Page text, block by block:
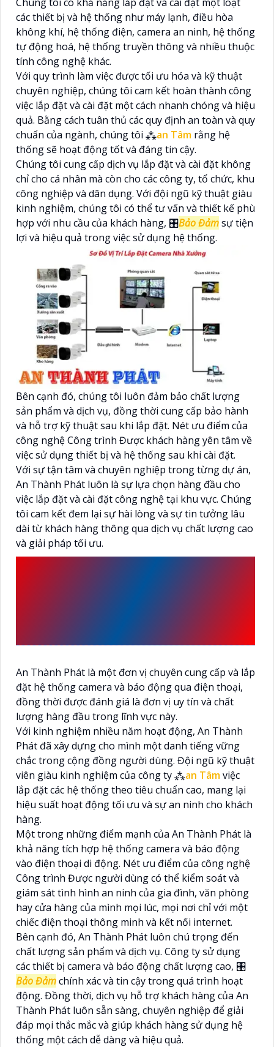
các thiết bị và hệ thống như máy lạnh, điều hòa
không khí, hệ thống điện, camera an ninh, hệ thống
tự động hoá, hệ thống truyền thông và nhiều thuộc
tính công nghệ khác.
Với quy trình làm việc được tối ưu hóa và kỹ thuật
chuyên nghiệp, chúng tôi cam kết hoàn thành công
việc lắp đặt và cài đặt một cách nhanh chóng và hiệu
quả. Bằng cách tuân thủ các quy định an toàn và quy
chuẩn của ngành, chúng tôi ⁂an Tâm rằng hệ
thống sẽ hoạt động tốt và đáng tin cậy.
Chúng tôi cung cấp dịch vụ lắp đặt và cài đặt không
chỉ cho cá nhân mà còn cho các công ty, tổ chức, khu
công nghiệp và dân dụng. Với đội ngũ kỹ thuật giàu
kinh nghiệm, chúng tôi có thể tư vấn và thiết kế phù
hợp với nhu cầu của khách hàng, 🎛Bảo Đảmsự tiện
lợi và hiệu quả trong việc sử dụng hệ thống.
Bên cạnh đó, chúng tôi luôn đảm bảo chất lượng
sản phẩm và dịch vụ, đồng thời cung cấp bảo hành
và hỗ trợ kỹ thuật sau khi lắp đặt. Nét ưu điểm của
công nghệ Công trình Được khách hàng yên tâm về
việc sử dụng thiết bị và hệ thống sau khi cài đặt.
Với sự tận tâm và chuyên nghiệp trong từng dự án,
An Thành Phát luôn là sự lựa chọn hàng đầu cho
việc lắp đặt và cài đặt công nghệ tại khu vực. Chúng
tôi cam kết đem lại sự hài lòng và sự tin tưởng lâu
dài từ khách hàng thông qua dịch vụ chất lượng cao
và giải pháp tối ưu.
An Thành Phát là một đơn vị chuyên cung cấp và lắp
đặt hệ thống camera và báo động qua điện thoại,
đồng thời được đánh giá là đơn vị uy tín và chất
lượng hàng đầu trong lĩnh vực này.
Với kinh nghiệm nhiều năm hoạt động, An Thành
Phát đã xây dựng cho mình một danh tiếng vững
chắc trong cộng đồng người dùng. Đội ngũ kỹ thuật
viên giàu kinh nghiệm của công ty ⁂an Tâmviệc
lắp đặt các hệ thống theo tiêu chuẩn cao, mang lại
hiệu suất hoạt động tối ưu và sự an ninh cho khách
hàng.
Một trong những điểm mạnh của An Thành Phát là
khả năng tích hợp hệ thống camera và báo động
vào điện thoại di động. Nét ưu điểm của công nghệ
Công trình Được người dùng có thể kiểm soát và
giám sát tình hình an ninh của gia đình, văn phòng
hay cửa hàng của mình mọi lúc, mọi nơi chỉ với một
chiếc điện thoại thông minh và kết nối internet.
Bên cạnh đó, An Thành Phát luôn chú trọng đến
chất lượng sản phẩm và dịch vụ. Công ty sử dụng
các thiết bị camera và báo động chất lượng cao, 🎛
Bảo Đảmchính xác và tin cậy trong quá trình hoạt
động. Đồng thời, dịch vụ hỗ trợ khách hàng của An
Thành Phát luôn sẵn sàng, chuyên nghiệp để giải
đáp mọi thắc mắc và giúp khách hàng sử dụng hệ
thống một cách dễ dàng và hiệu quả.